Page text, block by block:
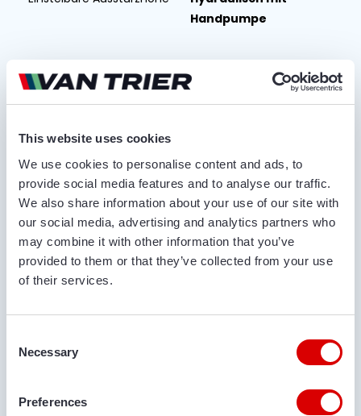
This website uses cookies
We use cookies to personalise content and ads, to
provide social media features and to analyse our traffic.
We also share information about your use of our site with
our social media, advertising and analytics partners who
may combine it with other information that you’ve
provided to them or that they’ve collected from your use
of their services.
Selection
Necessary
Preferences
Handpumpe
Angebot anfordern
NAME DES UNTERNEHMENS
RUFNUMMER